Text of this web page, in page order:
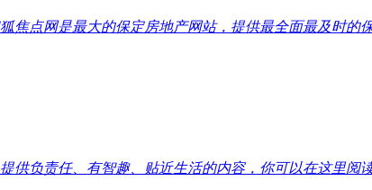
焦点网是最大的保定房地产网站，提供最全面最及时
供负责任、有智趣、贴近生活的内容，你可以在这里